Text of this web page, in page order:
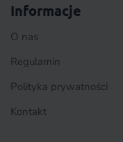
Informacje
O nas
Regulamin
Polityka prywatności
Kontakt